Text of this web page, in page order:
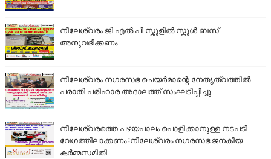
നീലേശ്വരം ജി എൽ പി സ്കൂളിൽ സ്കൂൾ ബസ്
അനുവദിക്കണം
നീലേശ്വരം നഗരസഭ ചെയർമാന്റെ നേതൃത്വത്തിൽ
പരാതി പരിഹാര അദാലത്ത് സംഘടിപ്പിച്ചു
നീലേശ്വരത്തെ പഴയപാലം പൊളിക്കാനുള്ള നടപടി
വേഗത്തിലാക്കണം :നീലേശ്വരം നഗരസഭ ജനകീയ
കർമ്മസമിതി